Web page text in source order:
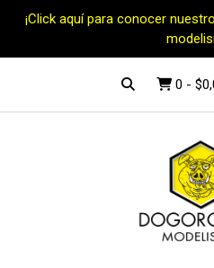
¡Click aquí para conocer
0 -